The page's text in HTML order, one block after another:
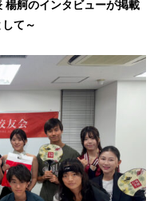
楊舸のインタビューが掲載
て～